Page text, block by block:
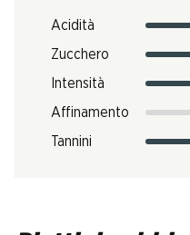
Acidità
Zucchero
Intensità
Affinamento
Tannini